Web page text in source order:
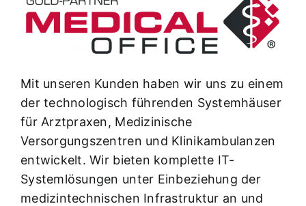
Mit unseren Kunden haben wir uns zu einem
der technologisch führenden Systemhäuser
für Arztpraxen, Medizinische
Versorgungszentren und Klinikambulanzen
entwickelt. Wir bieten komplette IT-
Systemlösungen unter Einbeziehung der
medizintechnischen Infrastruktur an und